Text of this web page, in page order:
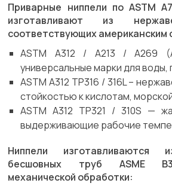
Приварные ниппели по ASTM
изготавливают из
соответствующих американским
ASTM A312 / A213 / A269
универсальные марки для воды,
ASTM A312 TP316 / 316L –
стойкостью к кислотам,
ASTM A312 TP321 / 310S —
выдерживающие рабочие
Ниппели изготавливаются
бесшовных труб ASME
механической обработки: